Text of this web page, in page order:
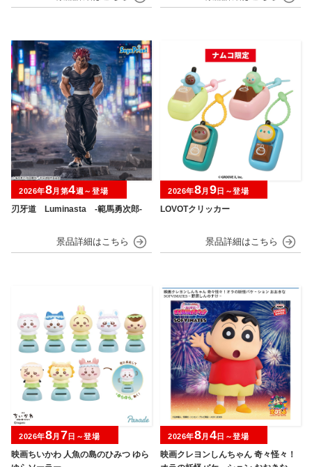
刃牙道 Luminasta ‐範馬勇次郎‐
2026年8月第4週～登場
LOVOTクリッカー
2026年8月 9日～登場
映画ちいかわ 人魚の島のひみつ ゆら
2026年8月 7 日～登場
映画クレヨンしんちゃん 奇々怪々！
2026年8月 4 日～登場